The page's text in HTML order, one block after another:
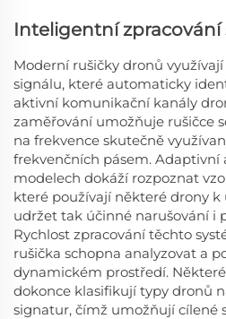
Inteligentní zpracování
Moderní rušičky dronů
signálu, které automaticky
aktivní komunikační kanály
zaměřování umožňuje rušičce
na frekvence skutečně
frekvenčních pásem. Adaptivní
modelech dokáží rozpoznat
které používají některé drony
udržet tak účinné narušování i
Rychlost zpracování těchto
rušička schopna analyzovat a
dynamickém prostředí.
dokonce klasifikují typy dronů
signatur, čímž umožňují cílené